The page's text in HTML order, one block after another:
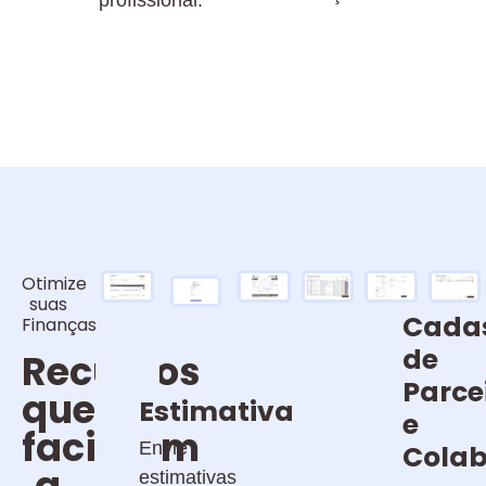
Otimize
suas
Finanças
Recursos
que
facilitam
Estimativa
Envie
estimativas
de
e